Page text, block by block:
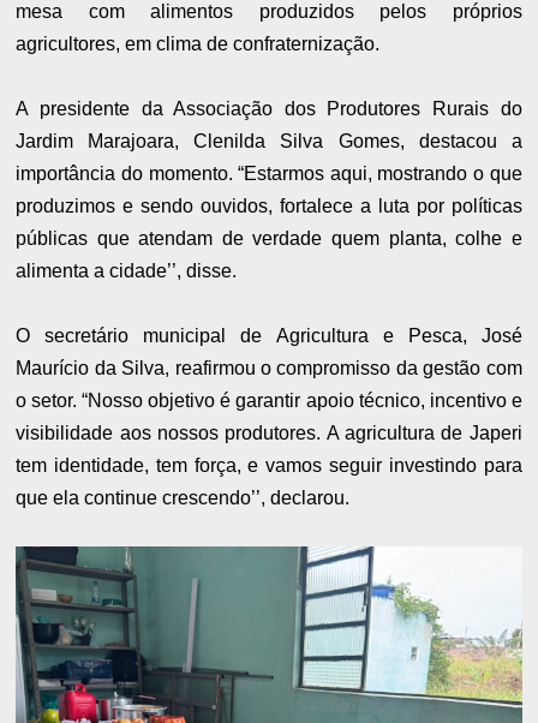
mesa com alimentos produzidos pelos próprios
agricultores, em clima de confraternização.
A presidente da Associação dos Produtores Rurais do
Jardim Marajoara, Clenilda Silva Gomes, destacou a
importância do momento. “Estarmos aqui, mostrando o que
produzimos e sendo ouvidos, fortalece a luta por políticas
públicas que atendam de verdade quem planta, colhe e
alimenta a cidade’’, disse.
O secretário municipal de Agricultura e Pesca, José
Maurício da Silva, reafirmou o compromisso da gestão com
o setor. “Nosso objetivo é garantir apoio técnico, incentivo e
visibilidade aos nossos produtores. A agricultura de Japeri
tem identidade, tem força, e vamos seguir investindo para
que ela continue crescendo’’, declarou.